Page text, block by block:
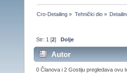
Cro-Detailing » Tehnički dio»
Str: 1 [2]Dolje
Autor
0 Članova i 2 Gostiju pregledava ovu